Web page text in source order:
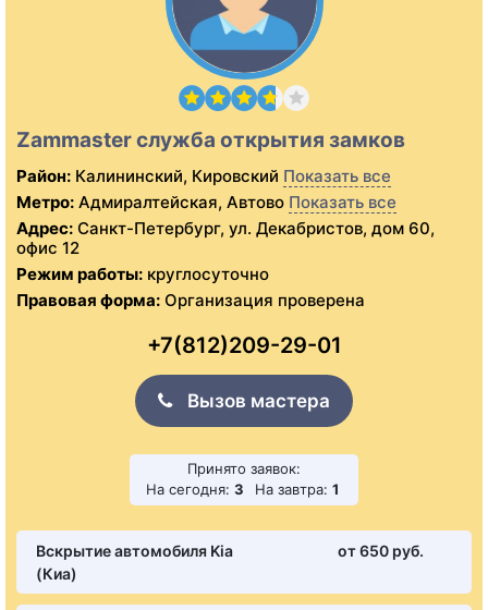
Zammaster служба открытия замков
Район: Калининский, Кировский Показать все
Метро: Адмиралтейская, Автово Показать все
Адрес: Санкт-Петербург, ул. Декабристов, дом 60,
офис 12
Режим работы: круглосуточно
Правовая форма: Организация проверена
+7(812)209-29-01
Вызов мастера
Принято заявок:
На сегодня: 3 На завтра: 1
Вскрытие автомобиля Kia
(Киа)
от 650 pуб.